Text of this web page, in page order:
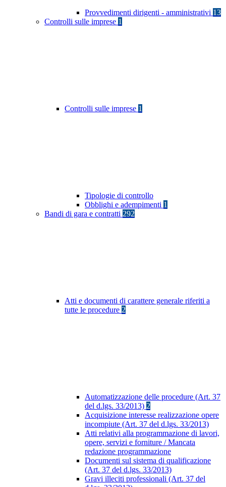
Provvedimenti dirigenti - amministrativi 13
Controlli sulle imprese 1
Controlli sulle imprese 1
Tipologie di controllo
Obblighi e adempimenti 1
Bandi di gara e contratti 292
Atti e documenti di carattere generale riferiti a
tutte le procedure 2
Automatizzazione delle procedure (Art. 37
del d.lgs. 33/2013) 2
Acquisizione interesse realizzazione opere
incompiute (Art. 37 del d.lgs. 33/2013)
Atti relativi alla programmazione di lavori,
opere, servizi e forniture / Mancata
redazione programmazione
Documenti sul sistema di qualificazione
(Art. 37 del d.lgs. 33/2013)
Gravi illeciti professionali (Art. 37 del